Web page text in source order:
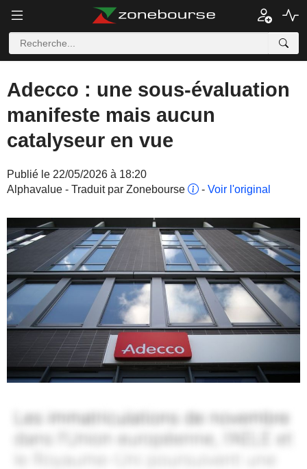
Adecco : une sous-évaluation
manifeste mais aucun
catalyseur en vue
Publié le 22/05/2026 à 18:20
Alphavalue - Traduit par Zonebourse
- Voir l'original